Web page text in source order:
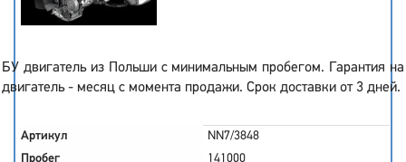
БУ двигатель из Польши с минимальным пробегом. Гарантия на
двигатель - месяц с момента продажи. Срок доставки от 3 дней.
Артикул
NN7/3848
Пробег
141000